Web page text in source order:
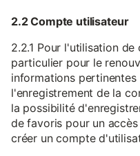
2.2 Compte utilisateur
2.2.1 Pour l'utilisation
particulier pour le
informations
l'enregistrement de la
la possibilité
de favoris pour un
créer un compte